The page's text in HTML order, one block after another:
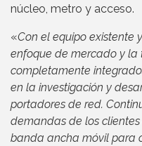
núcleo, metro y acceso.
«Con el equipo existente
enfoque de mercado y la
completamente
en la investigación y
portadores de red.
demandas de los
banda ancha móvil para